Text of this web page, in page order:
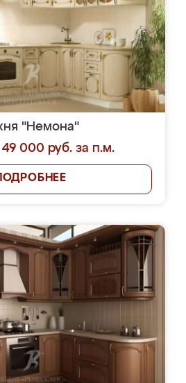
"Немона"
000 руб. за п.м.